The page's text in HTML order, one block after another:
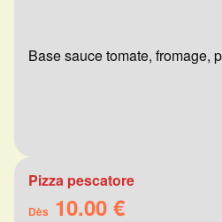
Base sauce tomate, fromage,
Pizza pescatore
Dès 10.00 €